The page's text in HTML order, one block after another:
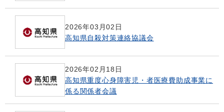
2026年03月02日
高知県自殺対策連絡協議会
2026年02月18日
高知県重度心身障害児・者医療費助成事業に
係る関係者会議